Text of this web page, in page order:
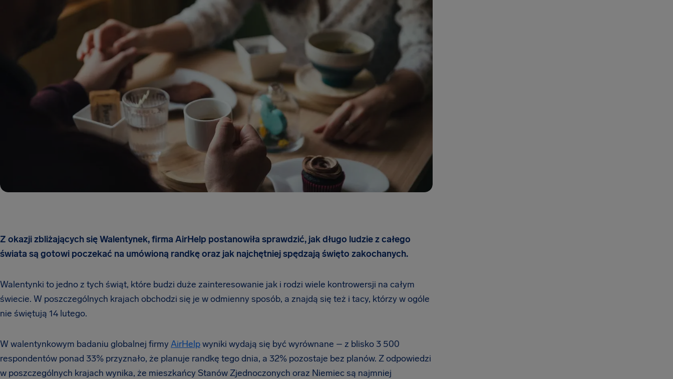
Z okazji zbliżających się Walentynek, firma AirHelp postanowiła sprawdzić, jak długo ludzie z całego
świata są gotowi poczekać na umówioną randkę oraz jak najchętniej spędzają święto zakochanych.
Walentynki to jedno z tych świąt, które budzi duże zainteresowanie jak i rodzi wiele kontrowersji na całym
świecie. W poszczególnych krajach obchodzi się je w odmienny sposób, a znajdą się też i tacy, którzy w ogóle
nie świętują 14 lutego.
W walentynkowym badaniu globalnej firmyAirHelpwyniki wydają się być wyrównane – z blisko 3 500
respondentów ponad 33% przyznało, że planuje randkę tego dnia, a 32% pozostaje bez planów. Z odpowiedzi
w poszczególnych krajach wynika, że mieszkańcy Stanów Zjednoczonych oraz Niemiec są najmniej